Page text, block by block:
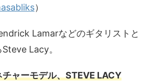
）
Lamarなどのギタリストと
Lacy。
ャーモデル、STEVE LACY